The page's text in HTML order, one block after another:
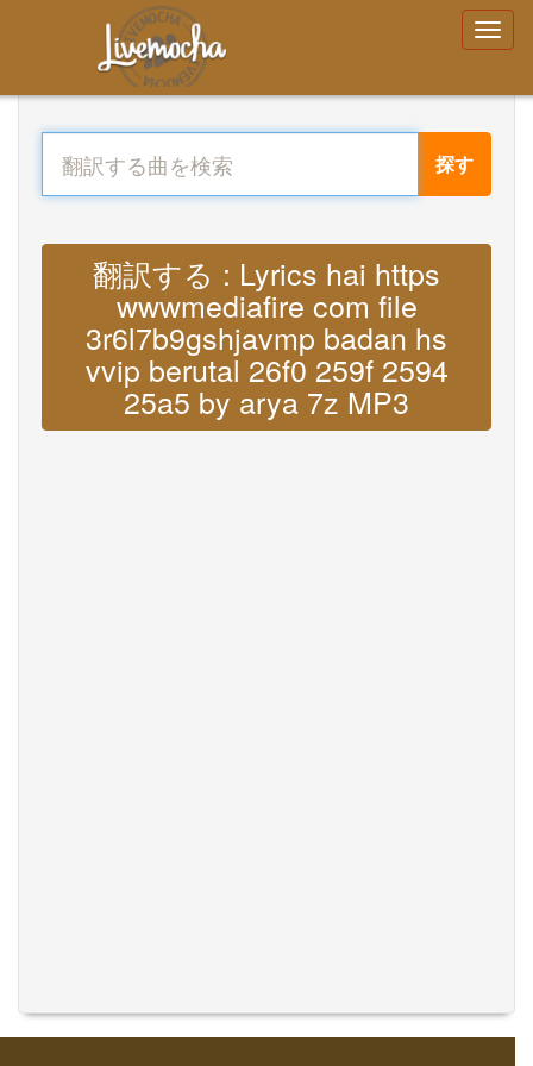
探す
翻訳する : Lyrics hai https
wwwmediafire com file
3r6l7b9gshjavmp badan hs
vvip berutal 26f0 259f 2594
25a5 by arya 7z MP3